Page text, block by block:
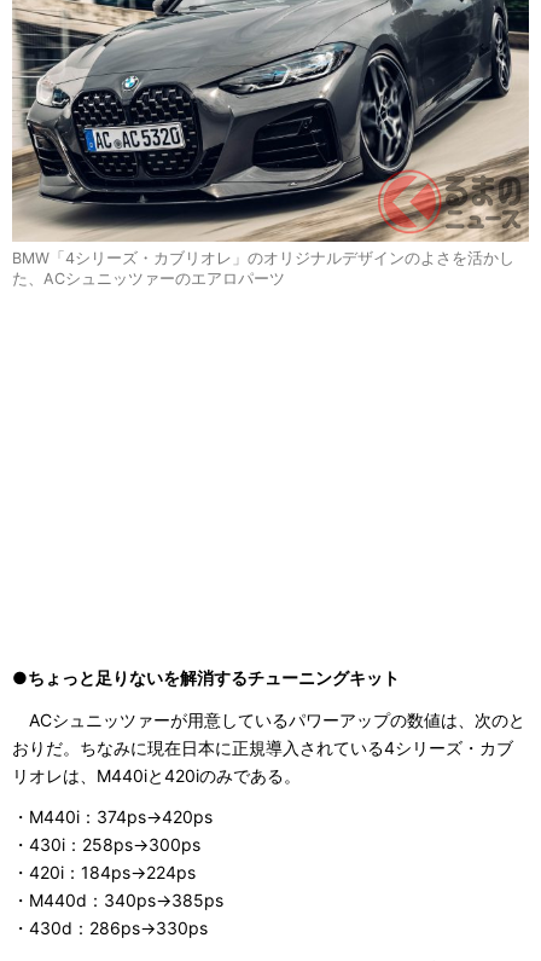
BMW「4シリーズ・カブリオレ」のオリジナルデザインのよさを活かし
た、ACシュニッツァーのエアロパーツ
●ちょっと足りないを解消するチューニングキット
ACシュニッツァーが用意しているパワーアップの数値は、次のと
おりだ。ちなみに現在日本に正規導入されている4シリーズ・カブ
リオレは、M440iと420iのみである。
・M440i：374ps→420ps
・430i：258ps→300ps
・420i：184ps→224ps
・M440d：340ps→385ps
・430d：286ps→330ps